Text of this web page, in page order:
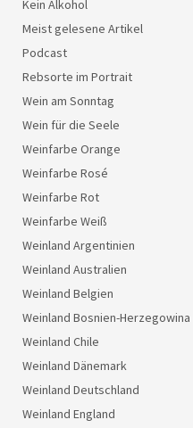
Kein Alkohol
Meist gelesene Artikel
Podcast
Rebsorte im Portrait
Wein am Sonntag
Wein für die Seele
Weinfarbe Orange
Weinfarbe Rosé
Weinfarbe Rot
Weinfarbe Weiß
Weinland Argentinien
Weinland Australien
Weinland Belgien
Weinland Bosnien-Herzegowina
Weinland Chile
Weinland Dänemark
Weinland Deutschland
Weinland England